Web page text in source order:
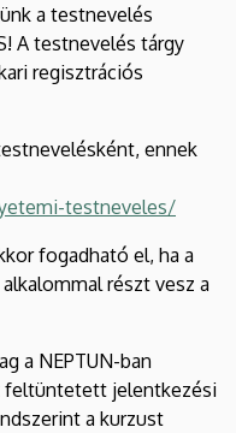
a testnevelés
A testnevelés tárgy
regisztrációs
ennek
testneveles/
fogadható el, ha a
részt vesz a
a NEPTUN-ban
feltüntetett jelentkezési
a kurzust